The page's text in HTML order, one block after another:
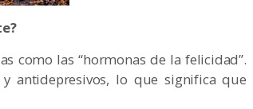
como las “hormonas de la felicidad”.
y antidepresivos, lo que significa que